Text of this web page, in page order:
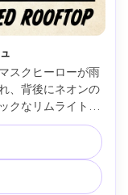
スクヒーローが雨
、背後にネオンの
クなリムライト、
デーション、ダイ
開き構図、グリテ
作画、シアンとマ
スターピース品
度 --ar 4:5